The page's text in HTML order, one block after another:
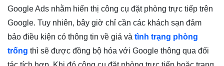
Google Ads nhằm hiển thị công cụ đặt phòng trực tiếp trên
Google. Tuy nhiên, bây giờ chỉ cần các khách sạn đảm
bảo điều kiện có thông tin về giá và tình trạng phòng
trống thì sẽ được đồng bộ hóa với Google thông qua đối